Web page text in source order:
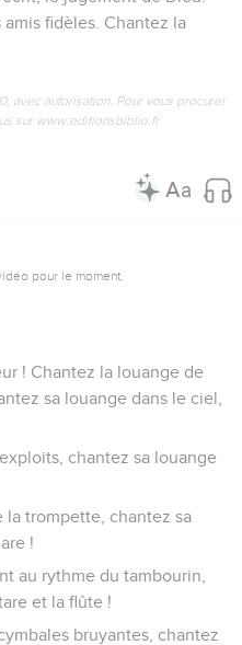
amis fidèles. Chantez la
avec autorisation. Pour vous procurer
sur www.editionsbiblio.fr
pour le moment.
! Chantez la louange de
sa louange dans le ciel,
chantez sa louange
la trompette, chantez sa
!
au rythme du tambourin,
et la flûte !
bruyantes, chantez